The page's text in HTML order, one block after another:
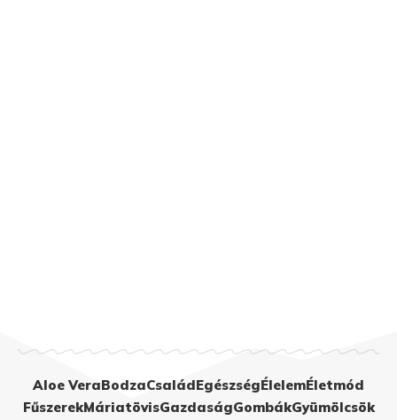
Aloe VeraBodzaCsaládEgészségÉlelemÉletmód
FűszerekMáriatövisGazdaságGombákGyümölcsök